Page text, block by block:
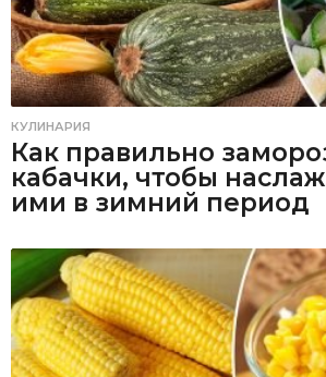
КУЛИНАРИЯ
Как правильно
кабачки, чтобы
ими в зимний период